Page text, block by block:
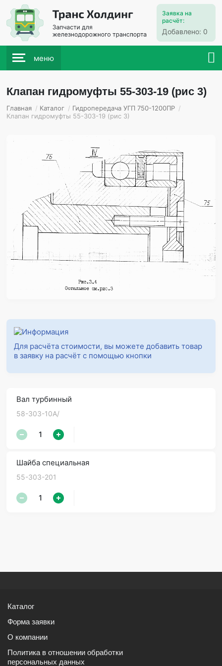
Заявка на
расчёт:
Добавлено: 0
меню
Клапан гидромуфты 55-303-19 (рис 3)
Главная / Каталог / Гидропередача УГП 750-1200ПР /
Клапан гидромуфты 55-303-19 (рис 3)
Для расчёта стоимости, вы можете добавить товар
в заявку на расчёт с помощью кнопки
Вал турбинный
58-303-10А/
Шайба специальная
55-303-201
Каталог
Форма заявки
О компании
Политика в отношении обработки
персональных данных